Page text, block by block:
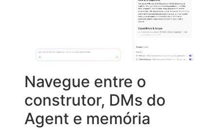
Navegue entre o
construtor, DMs do
Agent e memória